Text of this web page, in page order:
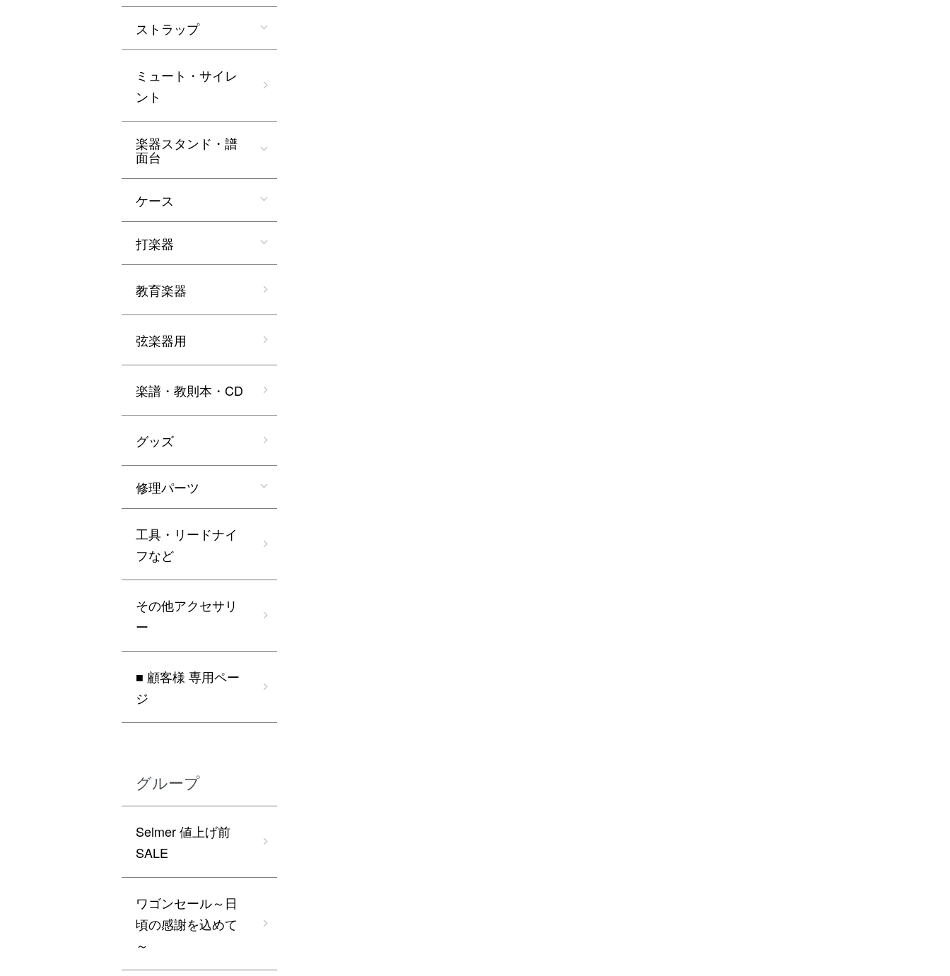
ストラップ
ミュート・サイレ
ント
楽器スタンド・譜
面台
ケース
打楽器
教育楽器
弦楽器用
楽譜・教則本・CD
グッズ
修理パーツ
工具・リードナイ
フなど
その他アクセサリ
ー
■ 顧客様 専用ペー
ジ
グループ
Selmer 値上げ前
SALE
ワゴンセール～日
頃の感謝を込めて
～